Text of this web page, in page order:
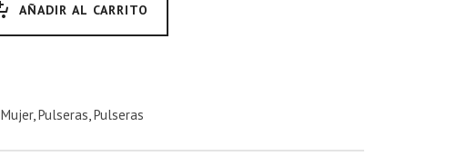
AÑADIR AL CARRITO
Mujer, Pulseras Pulseras